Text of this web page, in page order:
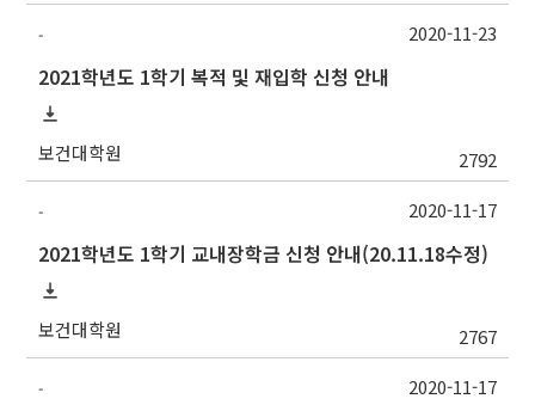
-
2021학년도 1학기 복적 및 재입학 신청 안내
보건대학원 2792
2020-11-23
-
2021학년도 1학기 교내장학금 신청 안내(20.11.18수정)
보건대학원 2767
2020-11-17
- 2020-11-17